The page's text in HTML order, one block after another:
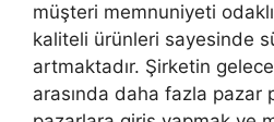
müşteri memnuniyeti
kaliteli ürünleri sayesinde
artmaktadır. Şirketin
arasında daha fazla pazar